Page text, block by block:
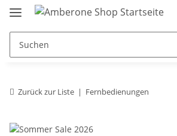
Zurück zur Liste Fernbedienungen